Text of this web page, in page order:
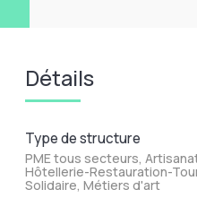
Détails
Type de structure
PME tous secteurs,
Hôtellerie-Restauration-
Solidaire, Métiers d'art